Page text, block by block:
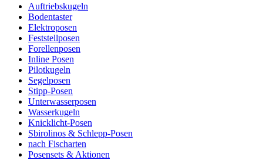
Auftriebskugeln
Bodentaster
Elektroposen
Feststellposen
Forellenposen
Inline Posen
Pilotkugeln
Segelposen
Stipp-Posen
Unterwasserposen
Wasserkugeln
Knicklicht-Posen
Sbirolinos & Schlepp-Posen
nach Fischarten
Posensets & Aktionen